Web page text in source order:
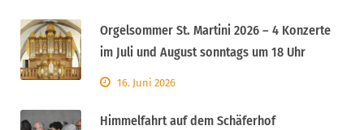
Orgelsommer St. Martini 2026 – 4 Konzerte
im Juli und August sonntags um 18 Uhr
16. Juni 2026
Himmelfahrt auf dem Schäferhof